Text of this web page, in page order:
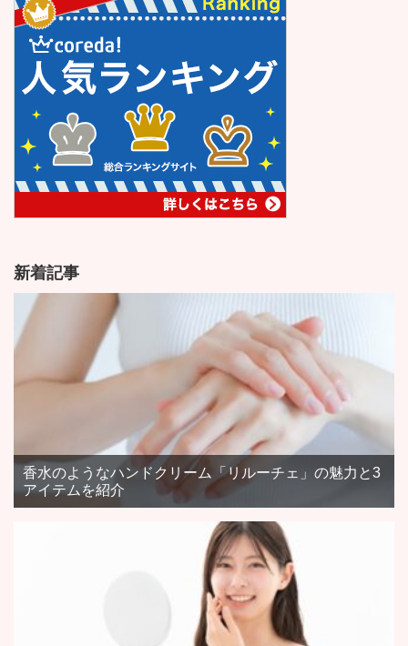
新着記事
香水のようなハンドクリーム「リルーチェ」の魅力と3
アイテムを紹介